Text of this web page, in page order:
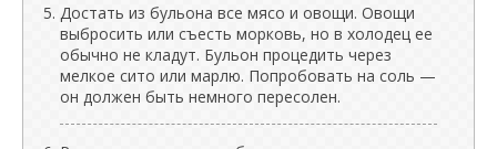
Достать из бульона все мясо и овощи. Овощи
выбросить или съесть морковь, но в холодец ее
обычно не кладут. Бульон процедить через
мелкое сито или марлю. Попробовать на соль —
он должен быть немного пересолен.